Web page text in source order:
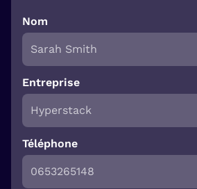
Nom
Entreprise
Téléphone